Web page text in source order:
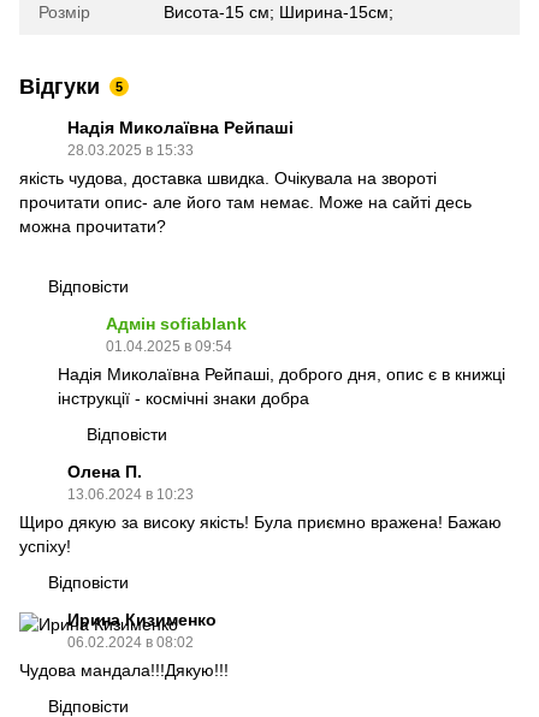
Розмір Висота-15 см; Ширина-15см;
Відгуки 5
Надія Миколаївна Рейпаші
28.03.2025 в 15:33
якість чудова, доставка швидка. Очікувала на звороті
прочитати опис- але його там немає. Може на сайті десь
можна прочитати?
Відповісти
Адмін sofiablank
01.04.2025 в 09:54
Надія Миколаївна Рейпаші, доброго дня, опис є в книжці
інструкції - космічні знаки добра
Відповісти
Олена П.
13.06.2024 в 10:23
Щиро дякую за високу якість! Була приємно вражена! Бажаю
успіху!
Відповісти
Ирина Кизименко
06.02.2024 в 08:02
Чудова мандала!!!Дякую!!!
Відповісти